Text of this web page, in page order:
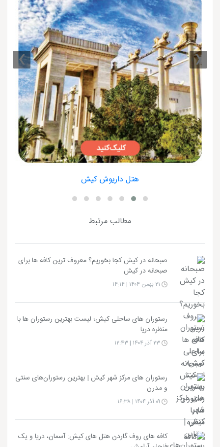
هتل داریوش کیش
‹
›
مطالب مرتبط
صبحانه در کیش کجا بخوریم؟ معروف ترین کافه ها برای
صبحانه در کیش
رستوران های ساحلی کیش؛ لیست بهترین رستوران ها با
منظره دریا
رستوران های مرکز شهر کیش | بهترین رستوران‌های سنتی
و مدرن
کافه های روف گاردن هتل های کیش: آسمان، دریا و یک